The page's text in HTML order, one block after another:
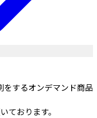
をするオンデマンド商品
ております。